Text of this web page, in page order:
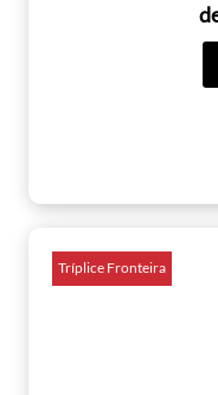
Tríplice Fronteira